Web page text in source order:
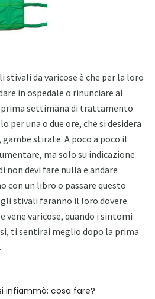
stivali da varicose è che per la loro
in ospedale o rinunciare al
settimana di trattamento
per una o due ore, che si desidera
gambe stirate. A poco a poco il
ma solo su indicazione
non devi fare nulla e andare
con un libro o passare questo
stivali faranno il loro dovere.
vene varicose, quando i sintomi
ti sentirai meglio dopo la prima
infiammò: cosa fare?